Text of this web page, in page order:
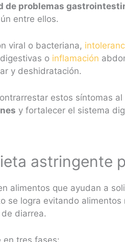
de problemas
entre ellos.
viral o bacteriana,
o inflamación
y deshidratación.
estos síntomas al
y fortalecer el sistema
astringente
alimentos que ayudan a
se logra evitando
diarrea.
en tres fases: